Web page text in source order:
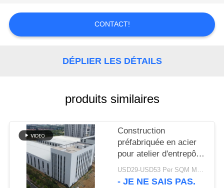
CONTACTEZ-
SOLUTION
DE
DÉFAUT
BLOG
CONTACT!
DÉPLIER LES DÉTAILS
produits similaires
Construction
préfabriquée en acier
pour atelier d'entrepôt
personnalisable
USD29-USD53 Per SQM MOQ:500 mètres carrés
- JE NE SAIS PAS.